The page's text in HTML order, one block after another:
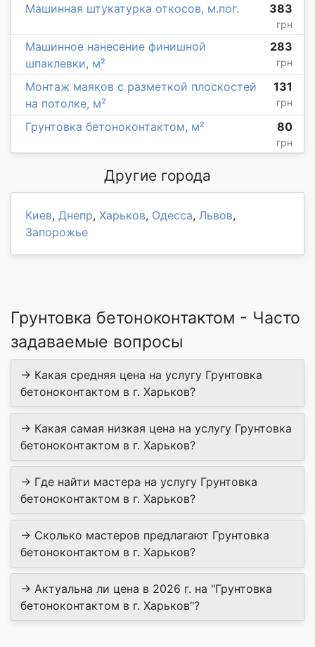
Машинная штукатурка откосов, м.пог. 383
грн
Машинное нанесение финишной
шпаклевки, м²
283
грн
Монтаж маяков с разметкой плоскостей
на потолке, м²
131
грн
Грунтовка бетоноконтактом, м² 80
грн
Другие города
Киев, Днепр, Харьков, Одесса, Львов,
Запорожье
Грунтовка бетоноконтактом - Часто
задаваемые вопросы
→ Какая средняя цена на услугу Грунтовка
бетоноконтактом в г. Харьков?
→ Какая самая низкая цена на услугу Грунтовка
бетоноконтактом в г. Харьков?
→ Где найти мастера на услугу Грунтовка
бетоноконтактом в г. Харьков?
→ Сколько мастеров предлагают Грунтовка
бетоноконтактом в г. Харьков?
→ Актуальна ли цена в 2026 г. на "Грунтовка
бетоноконтактом в г. Харьков"?